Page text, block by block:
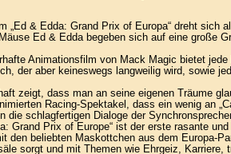
„Ed & Edda: Grand Prix of Europa“ dreht sich
Ed & Edda begeben sich auf eine große
Animationsfilm von Mack Magic bietet
der aber keineswegs langweilig wird, sowie
zeigt, dass man an seine eigenen Träume
Racing-Spektakel, dass ein wenig an
die schlagfertigen Dialoge der
Grand Prix of Europe“ ist der erste rasante
den beliebten Maskottchen aus dem Europa-
sorgt und mit Themen wie Ehrgeiz, Karriere,